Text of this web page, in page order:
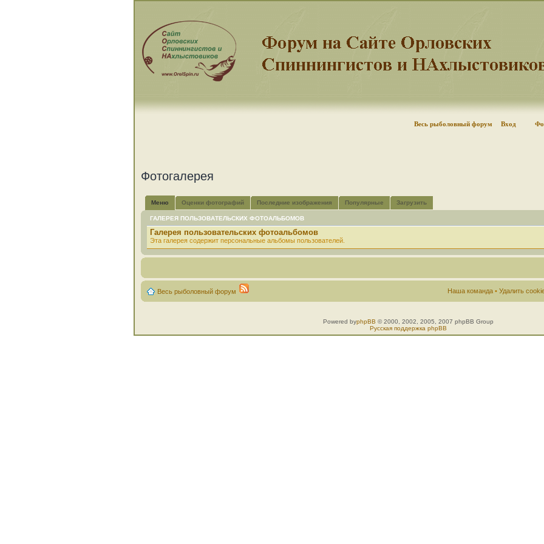
Весь рыболовный форум Вход
Фотогалерея
Меню Оценки фотографий Последние изображения Популярные Загрузить
ГАЛЕРЕЯ ПОЛЬЗОВАТЕЛЬСКИХ ФОТОАЛЬБОМОВ
Галерея пользовательских фотоальбомов
Эта галерея содержит персональные альбомы пользователей.
Весь рыболовный форум Наша команда • Удалить
Powered byphpBB © 2000, 2002, 2005, 2007 phpBB Group
Русская поддержка phpBB